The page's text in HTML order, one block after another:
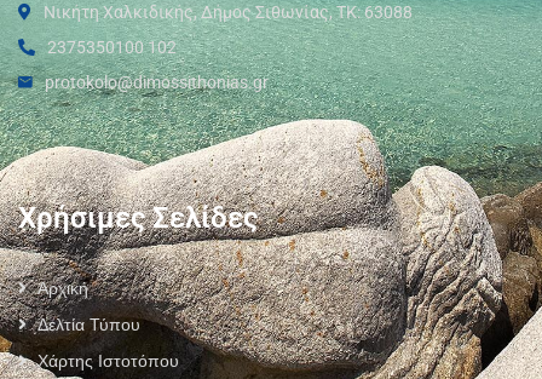
Νικήτη Χαλκιδικής, Δήμος Σιθωνίας, ΤΚ: 63088
2375350100 102
protokolo@dimossithonias.gr
Χρήσιμες Σελίδες
Αρχική
Δελτία Τύπου
Χάρτης Ιστοτόπου